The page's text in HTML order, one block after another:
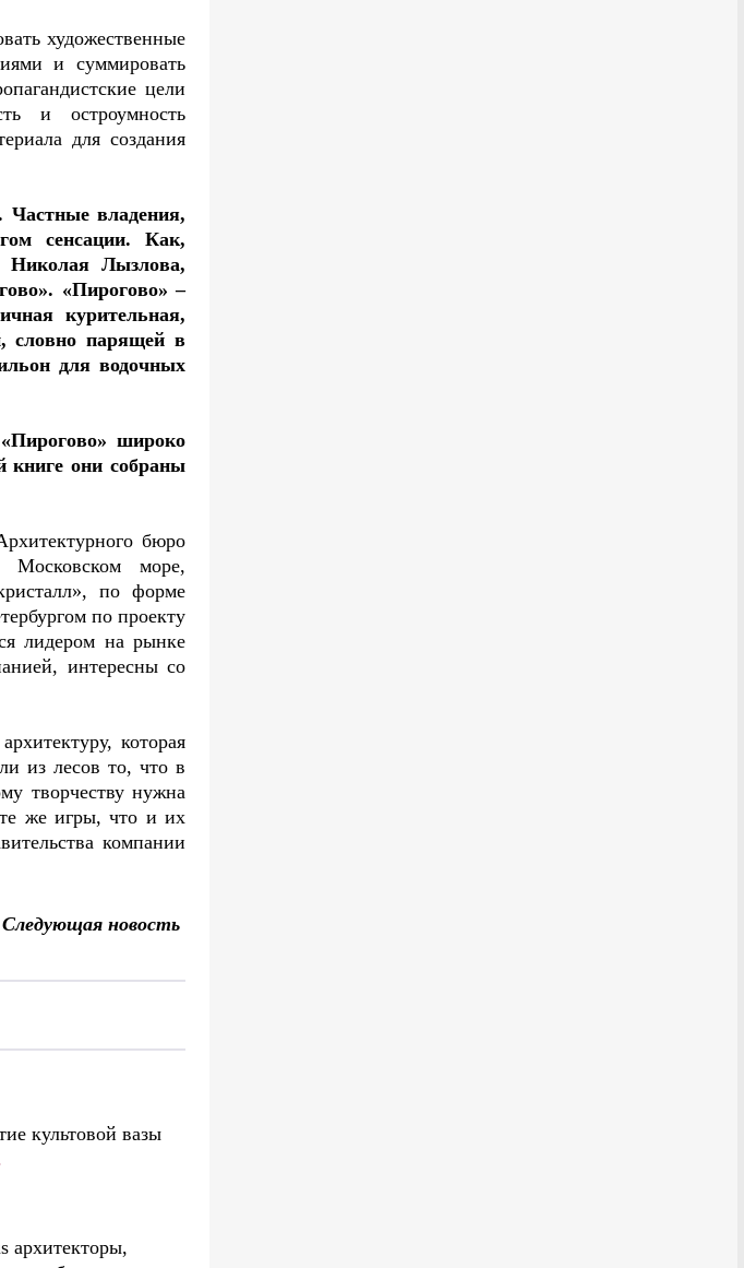
художественные
и суммировать
цели
и остроумность
для создания
Частные владения,
сенсации. Как,
Николая Лызлова,
«Пирогово» –
курительная,
словно парящей в
для водочных
широко
книге они собраны
бюро
море,
по форме
по проекту
лидером на рынке
интересны со
которая
из лесов то, что в
творчеству нужна
те же игры, что и их
компании
Следующая новость
культовой вазы
архитекторы,